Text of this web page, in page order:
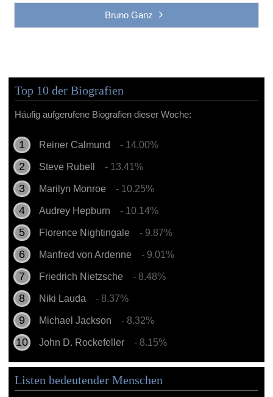
Bruno Ganz
Top 10 der Biografien
Häufig aufgerufene Biografien dieser Woche:
Reiner Calmund - 14.00%
Steve Rubell - 13.41%
Marilyn Monroe - 10.25%
Audrey Hepburn - 10.14%
Florence Nightingale - 9.87%
Manfred von Ardenne - 9.01%
Friedrich Nietzsche - 8.48%
Niki Lauda - 8.37%
Michael Jackson - 8.32%
John D. Rockefeller - 8.15%
Listen bedeutender Menschen